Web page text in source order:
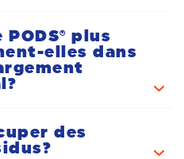
plus Downy® sont
HE.
plus
elles dans
plus Downy®
laveuses ordinaires et de
des